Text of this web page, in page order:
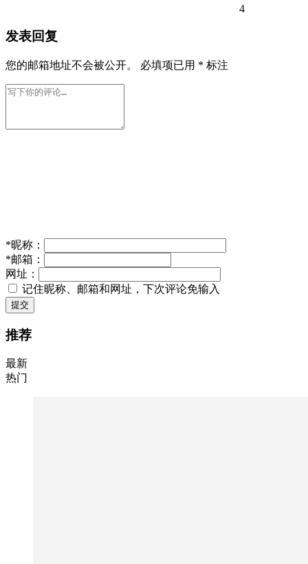
4
发表回复
您的邮箱地址不会被公开。 必填项已用 * 标注
*昵称：
*邮箱：
网址：
记住昵称、邮箱和网址，下次评论免输入
提交
推荐
最新
热门